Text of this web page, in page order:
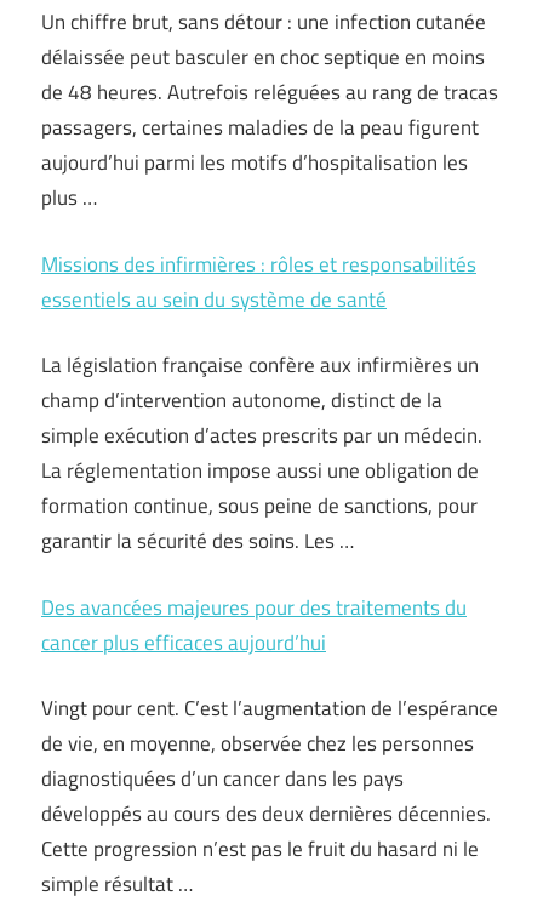
Un chiffre brut, sans détour : une infection cutanée
délaissée peut basculer en choc septique en moins
de 48 heures. Autrefois reléguées au rang de tracas
passagers, certaines maladies de la peau figurent
aujourd’hui parmi les motifs d’hospitalisation les
plus …
Missions des infirmières : rôles et responsabilités
essentiels au sein du système de santé
La législation française confère aux infirmières un
champ d’intervention autonome, distinct de la
simple exécution d’actes prescrits par un médecin.
La réglementation impose aussi une obligation de
formation continue, sous peine de sanctions, pour
garantir la sécurité des soins. Les …
Des avancées majeures pour des traitements du
cancer plus efficaces aujourd’hui
Vingt pour cent. C’est l’augmentation de l’espérance
de vie, en moyenne, observée chez les personnes
diagnostiquées d’un cancer dans les pays
développés au cours des deux dernières décennies.
Cette progression n’est pas le fruit du hasard ni le
simple résultat …